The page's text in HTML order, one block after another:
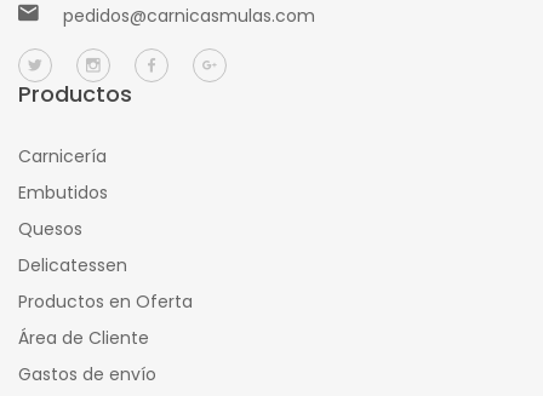
pedidos@carnicasmulas.com
Productos
Carnicería
Embutidos
Quesos
Delicatessen
Productos en Oferta
Área de Cliente
Gastos de envío